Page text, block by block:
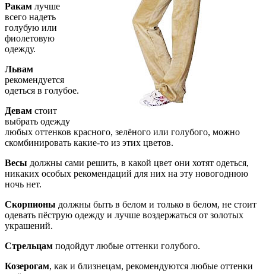
Ракам лучше
всего надеть
голубую или
фиолетовую
одежду.
Львам
рекомендуется
одеться в голубое.
Девам стоит
выбрать одежду
любых оттенков красного, зелёного или голубого, можно
скомбинировать какие-то из этих цветов.
Весы должны сами решить, в какой цвет они хотят одеться,
никаких особых рекомендаций для них на эту новогоднюю
ночь нет.
Скорпионы должны быть в белом и только в белом, не стоит
одевать пёструю одежду и лучше воздержаться от золотых
украшений.
Стрельцам подойдут любые оттенки голубого.
Козерогам, как и близнецам, рекомендуются любые оттенки